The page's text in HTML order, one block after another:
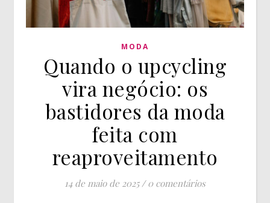
MODA
Quando o upcycling
vira negócio: os
bastidores da moda
feita com
reaproveitamento
14 de maio de 2025 / 0 comentários